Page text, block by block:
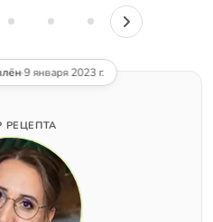
·9 января 2023 г.
РЕЦЕПТА